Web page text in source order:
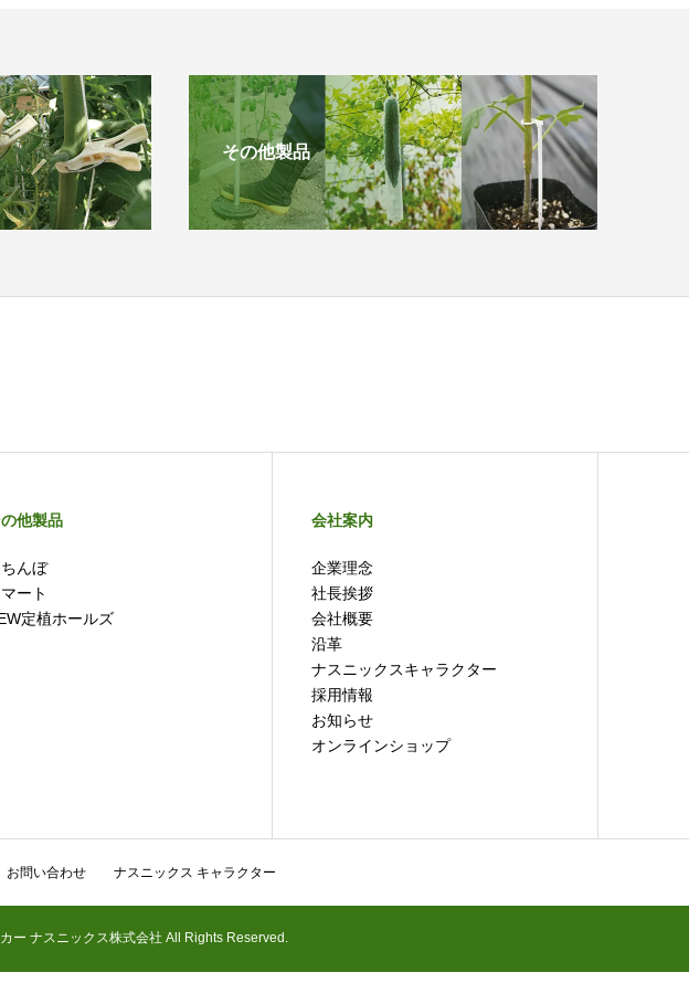
その他製品
他製品
んぼ
ート
定植ホールズ
会社案内
企業理念
社長挨拶
会社概要
沿革
ナスニックスキャラクター
採用情報
お知らせ
オンラインショップ
お問い合わせ ナスニックス キャラクター
ー ナスニックス株式会社 All Rights Reserved.